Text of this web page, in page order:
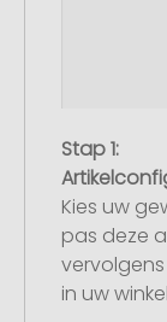
Stap 1:
Kies uw
pas deze
in uw